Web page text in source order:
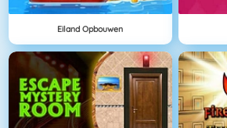
Eiland Opbouwen